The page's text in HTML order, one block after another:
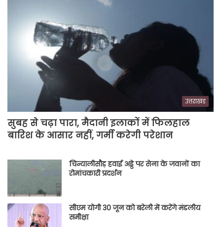
उत्तराखंड
सुबह से चढ़ा पारा, मैदानी इलाकों में फिलहाल
बारिश के आसार नहीं, गर्मी करेगी परेशान
चिन्यालीसौड़ हवाई अड्डे पर सेना के जवानों का
रोमांचकारी प्रदर्शन
सीएम योगी 30 जून को बरेली में करेंगे मंडलीय
समीक्षा